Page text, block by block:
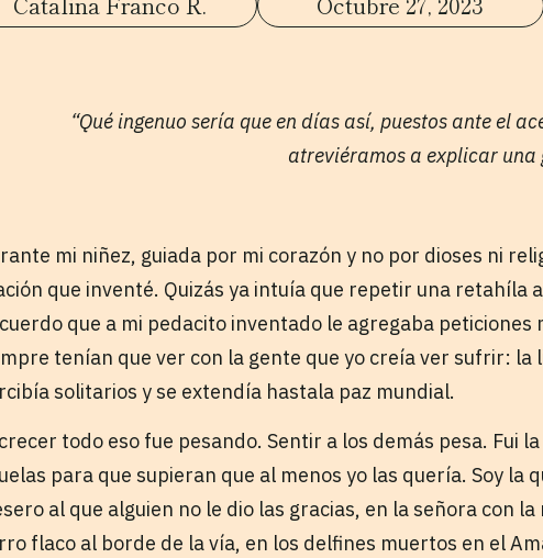
“Qué ingenuo sería que en días así, puestos ante el
atreviéramos a explicar
mi niñez, guiada por mi corazón y no por dioses ni
que inventé. Quizás ya intuía que repetir una retahíla
que a mi pedacito inventado le agregaba peticiones
tenían que ver con la gente que yo creía ver sufrir: la
solitarios y se extendía hastala paz mundial.
todo eso fue pesando. Sentir a los demás pesa. Fui
para que supieran que al menos yo las quería. Soy la
al que alguien no le dio las gracias, en la señora con
flaco al borde de la vía, en los delfines muertos en el